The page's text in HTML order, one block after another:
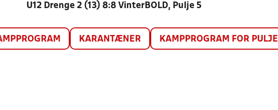
U12 Drenge 2 (13) 8:8 VinterBOLD, Pulje 5
KARANTÆNER KAMPPROGRAM FOR PULJE